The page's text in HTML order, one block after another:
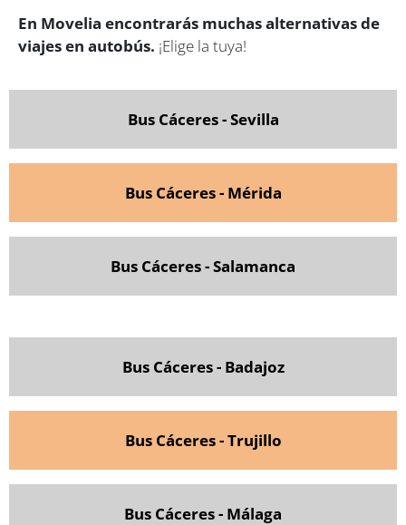
En Movelia encontrarás muchas alternativas de
viajes en autobús. ¡Elige la tuya!
Bus Cáceres - Sevilla
Bus Cáceres - Mérida
Bus Cáceres - Salamanca
Bus Cáceres - Badajoz
Bus Cáceres - Trujillo
Bus Cáceres - Málaga